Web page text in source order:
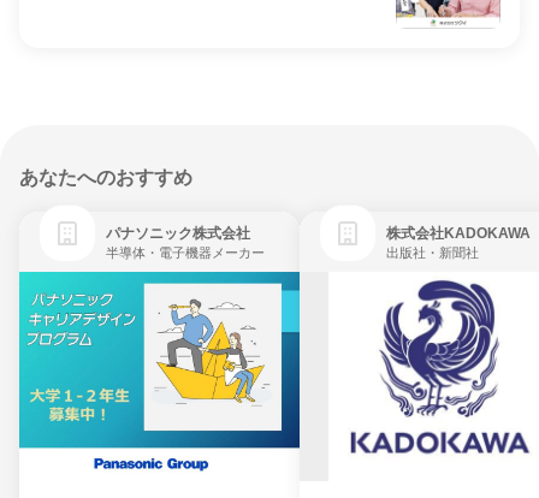
あなたへのおすすめ
パナソニック株式会社
半導体・電子機器メーカー
株式会社KADOKAWA
出版社・新聞社